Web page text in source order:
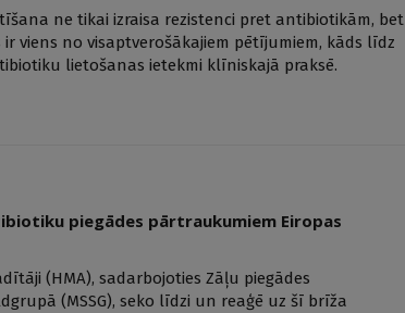
ne tikai izraisa rezistenci pret antibiotikām, bet
viens no visaptverošākajiem pētījumiem, kāds līdz
lietošanas ietekmi klīniskajā praksē.
piegādes pārtraukumiem Eiropas
(HMA), sadarbojoties Zāļu piegādes
(MSSG), seko līdzi un reaģē uz šī brīža